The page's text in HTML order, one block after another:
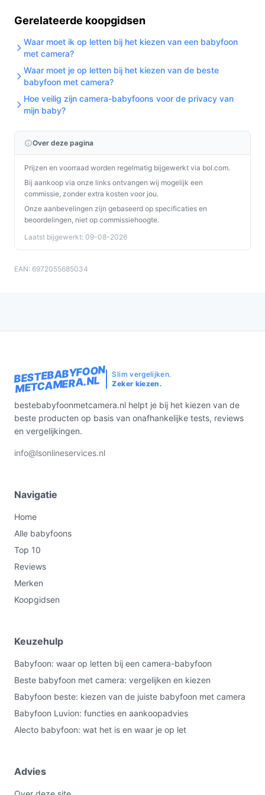
Gerelateerde koopgidsen
Waar moet ik op letten bij het kiezen van een babyfoon
met camera?
Waar moet je op letten bij het kiezen van de beste
babyfoon met camera?
Hoe veilig zijn camera-babyfoons voor de privacy van
mijn baby?
Over deze pagina
Prijzen en voorraad worden regelmatig bijgewerkt via bol.com.
Bij aankoop via onze links ontvangen wij mogelijk een
commissie, zonder extra kosten voor jou.
Onze aanbevelingen zijn gebaseerd op specificaties en
beoordelingen, niet op commissiehoogte.
Laatst bijgewerkt: 09-08-2026
EAN: 6972055685034
BESTEBABYFOON
METCAMERA.NL
Slim vergelijken.
Zeker kiezen.
bestebabyfoonmetcamera.nl helpt je bij het kiezen van de
beste producten op basis van onafhankelijke tests, reviews
en vergelijkingen.
info@lsonlineservices.nl
Navigatie
Home
Alle babyfoons
Top 10
Reviews
Merken
Koopgidsen
Keuzehulp
Babyfoon: waar op letten bij een camera-babyfoon
Beste babyfoon met camera: vergelijken en kiezen
Babyfoon beste: kiezen van de juiste babyfoon met camera
Babyfoon Luvion: functies en aankoopadvies
Alecto babyfoon: wat het is en waar je op let
Advies